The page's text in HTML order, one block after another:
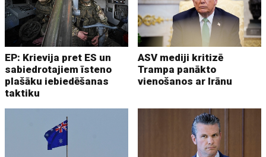
EP: Krievija pret ES un
sabiedrotajiem īsteno
plašāku iebiedēšanas
taktiku
ASV mediji kritizē
Trampa panākto
vienošanos ar Irānu